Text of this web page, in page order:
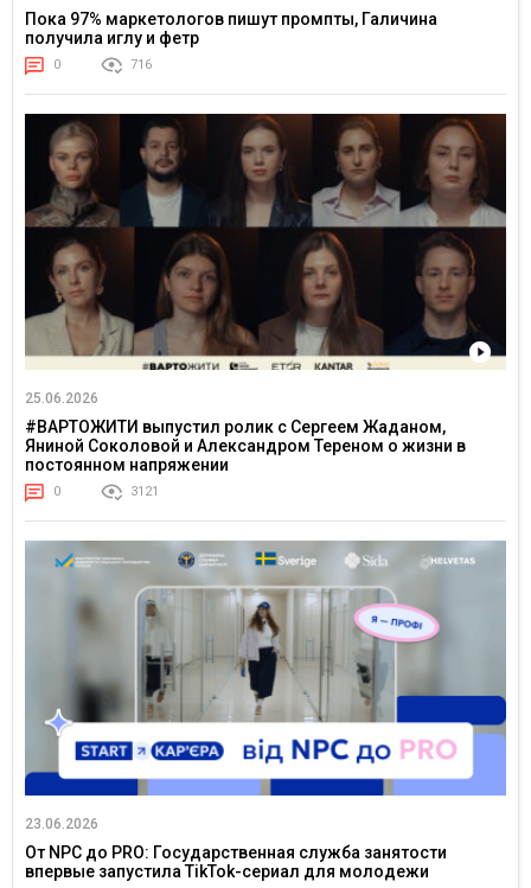
Пока 97% маркетологов пишут промпты, Галичина
получила иглу и фетр
0 716
25.06.2026
#ВАРТОЖИТИ выпустил ролик с Сергеем Жаданом,
Яниной Соколовой и Александром Тереном о жизни в
постоянном напряжении
0 3121
23.06.2026
От NPC до PRO: Государственная служба занятости
впервые запустила TikTok-сериал для молодежи